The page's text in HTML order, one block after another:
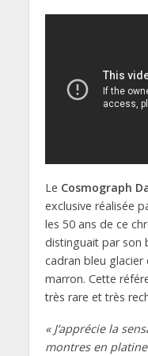
Le Cosmograph
exclusive réalisée
les 50 ans de ce
distinguait par son
cadran bleu glacier
marron. Cette
très rare et très
« J’apprécie la
montres en